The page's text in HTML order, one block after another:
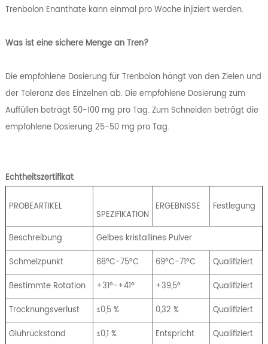
Trenbolon Enanthate kann einmal pro Woche injiziert werden.
Was ist eine sichere Menge an Tren?
Die empfohlene Dosierung für Trenbolon hängt von den Zielen und
der Toleranz des Einzelnen ab. Die empfohlene Dosierung zum
Auffüllen beträgt 50-100 mg pro Tag. Zum Schneiden beträgt die
empfohlene Dosierung 25-50 mg pro Tag.
Echtheitszertifikat
PROBEARTIKEL
SPEZIFIKATION
ERGEBNISSE Festlegung
Beschreibung
Gelbes kristallines Pulver
Schmelzpunkt
68ºC-75ºC 69ºC-71ºC
Qualifiziert
Bestimmte Rotation
+31º-+41º +39,5º
Qualifiziert
Trocknungsverlust
≤0,5 % 0,32 %
Qualifiziert
Glührückstand
≤0,1 % Entspricht
Qualifiziert